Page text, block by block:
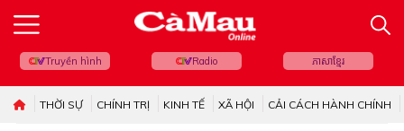
Truyền hình Radio ភាសាខ្មែរ
THỜI SỰ CHÍNH TRỊ KINH TẾ XÃ HỘI CẢI CÁCH HÀNH CHÍNH